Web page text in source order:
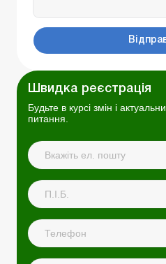
Швидка реєстрація
Будьте в курсі змін і
питання.